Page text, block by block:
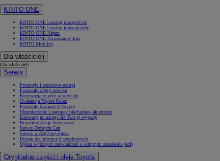
KINTO ONE
KINTO ONE Leasing niższych rat
KINTO ONE Leasing konsumencki
KINTO ONE Najem
KINTO ONE Zarządzanie flotą
KINTO Mobility
Dla właścicieli
Dla właścicieli
Serwis
Promocje i sezonowe usługi
Pozostałe oferty serwisu
Rezerwacja wizyty w serwisie
Gwarancja Toyota Relax
Pozostałe Gwarancje Toyoty
Ubezpieczenia i naprawy blacharsko-lakiernicze
Innowacyjne usługi dla Twojej wygody
Bezpłatne Akcje Serwisowe
Serwis Dobrych Cen
Serwis w ASO się opłaca
Dostęp do informacji serwisowych
Wykaz wydanych zaświadczeń o odbytym szkoleniu (pdf)
Oryginalne części i oleje Toyota